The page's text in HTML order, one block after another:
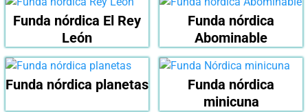
Funda nórdica El Rey
León
Funda nórdica
Abominable
Funda nórdica planetas
Funda nórdica
minicuna